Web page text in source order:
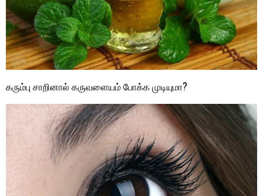
கரும்பு சாறினால் கருவளையம் போக்க முடியுமா?